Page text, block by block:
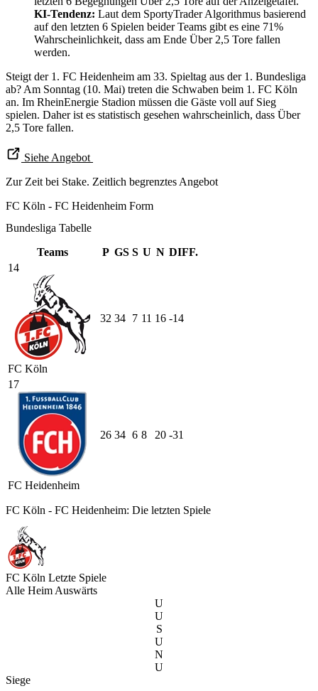
KI-Tendenz: Laut dem SportyTrader Algorithmus basierend
auf den letzten 6 Spielen beider Teams gibt es eine 71%
Wahrscheinlichkeit, dass am Ende Über 2,5 Tore fallen
werden.
Steigt der 1. FC Heidenheim am 33. Spieltag aus der 1. Bundesliga
ab? Am Sonntag (10. Mai) treten die Schwaben beim 1. FC Köln
an. Im RheinEnergie Stadion müssen die Gäste voll auf Sieg
spielen. Daher ist es statistisch gesehen wahrscheinlich, dass Über
2,5 Tore fallen.
Siehe Angebot
Zur Zeit bei Stake. Zeitlich begrenztes Angebot
FC Köln - FC Heidenheim Form
Bundesliga Tabelle
Teams P GS S U N DIFF.
14
FC Köln
32 34 7 11 16 -14
17
FC Heidenheim
26 34 6 8 20 -31
FC Köln - FC Heidenheim: Die letzten Spiele
FC Köln Letzte Spiele
Alle Heim Auswärts
U
U
S
U
N
U
Siege